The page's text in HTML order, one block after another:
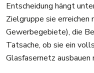
Entscheidung hängt
Zielgruppe sie erreichen
Gewerbegebiete), die
Tatsache, ob sie ein
Glasfasernetz ausbauen